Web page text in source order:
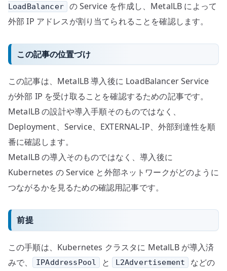
の
LoadBalancer
の Service を作成し、MetalLB によって
外部 IP アドレスが割り当てられることを確認します。
この記事の位置づけ
この記事は、MetalLB 導入後に LoadBalancer Service
が外部 IP を受け取ることを確認するための記事です。
MetalLB の設計や導入手順そのものではなく、
Deployment、Service、EXTERNAL-IP、外部到達性を順
番に確認します。
MetalLB の導入そのものではなく、導入後に
Kubernetes の Service と外部ネットワークがどのように
つながるかを見るための確認用記事です。
前提
この手順は、Kubernetes クラスタに MetalLB が導入済
みで、
IPAddressPool と L2Advertisement
などの